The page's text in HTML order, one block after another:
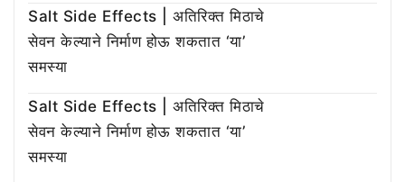
Salt Side Effects | अतिरिक्त मिठाचे
सेवन केल्याने निर्माण होऊ शकतात ‘या’
समस्या
Salt Side Effects | अतिरिक्त मिठाचे
सेवन केल्याने निर्माण होऊ शकतात ‘या’
समस्या